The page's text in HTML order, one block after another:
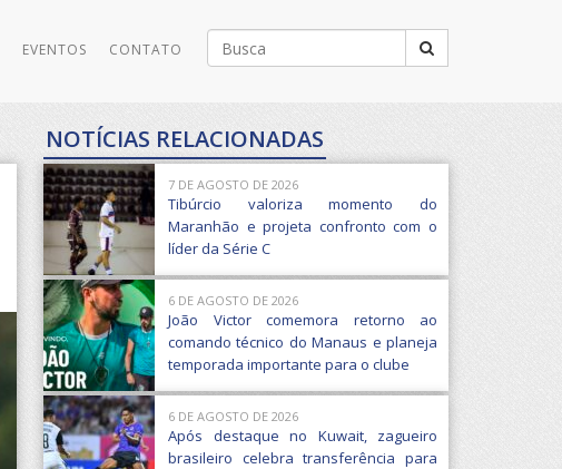
Buscar
por:
EVENTOS CONTATO
NOTÍCIAS RELACIONADAS
7 DE AGOSTO DE 2026
Tibúrcio valoriza momento do
Maranhão e projeta confronto com o
líder da Série C
6 DE AGOSTO DE 2026
João Victor comemora retorno ao
comando técnico do Manaus e planeja
temporada importante para o clube
6 DE AGOSTO DE 2026
Após destaque no Kuwait, zagueiro
brasileiro celebra transferência para